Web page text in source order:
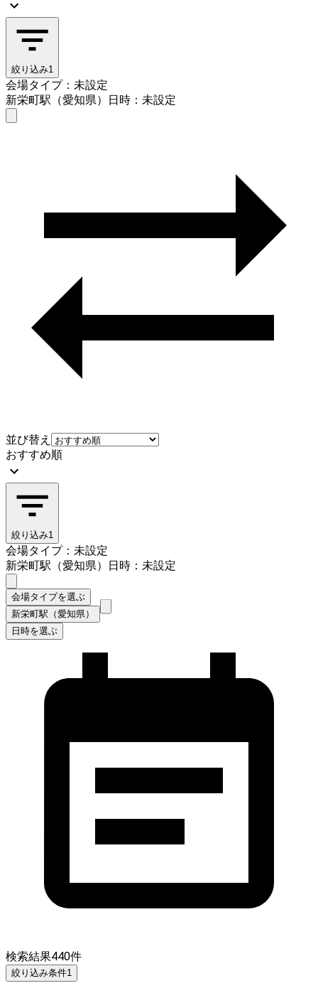
絞り込み1
会場タイプ：未設定
新栄町駅（愛知県）
日時：未設定
並び替え
おすすめ順
絞り込み1
会場タイプ：未設定
新栄町駅（愛知県）
日時：未設定
会場タイプを選ぶ
新栄町駅（愛知県）
日時を選ぶ
検索結果440件
絞り込み条件1